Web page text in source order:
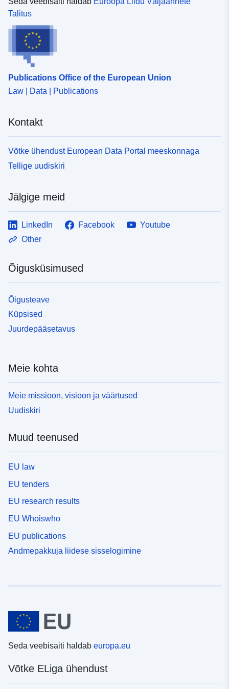
Talitus
Publications Office of the European Union
Law | Data | Publications
Kontakt
Võtke ühendust European Data Portal meeskonnaga
Tellige uudiskiri
Jälgige meid
LinkedIn Facebook
Youtube
Other
Õigusküsimused
Õigusteave
Küpsised
Juurdepääsetavus
Meie kohta
Meie missioon, visioon ja väärtused
Uudiskiri
Muud teenused
EU law
EU tenders
EU research results
EU Whoiswho
EU publications
Andmepakkuja liidese sisselogimine
Seda veebisaiti haldab europa.eu
Võtke ELiga ühendust